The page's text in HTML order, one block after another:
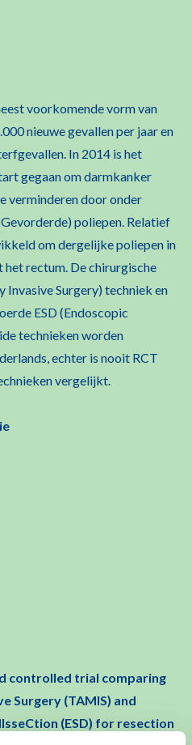
voorkomende vorm van
nieuwe gevallen per jaar en
In 2014 is het
gegaan om darmkanker
verminderen door onder
poliepen. Relatief
om dergelijke poliepen in
het rectum. De chirurgische
Surgery) techniek en
ESD (Endoscopic
technieken worden
echter is nooit RCT
vergelijkt.
controlled trial comparing
Surgery (TAMIS) and
(ESD) for resection